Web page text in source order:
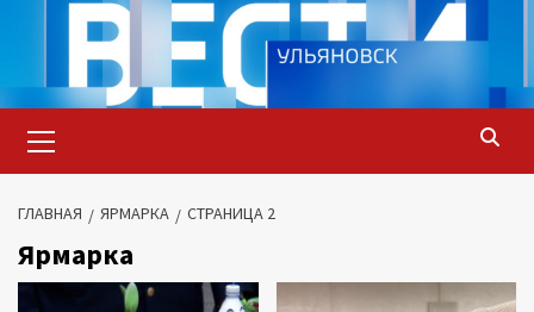
содержимому
меню
ГЛАВНАЯ ЯРМАРКА СТРАНИЦА 2
Ярмарка